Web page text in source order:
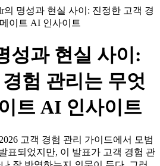
의 명성과 현실 사이: 진정한 고객 경
이트 AI 인사이트
성과 현실 사이:
험 관리는 무엇
트 AI 인사이트
고객 경험 관리 가이드에서 모범
표되었지만, 이 발표가 고객 경험 관